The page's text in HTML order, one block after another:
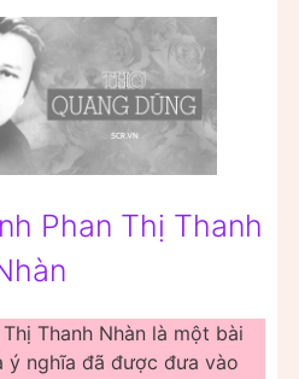
Phan Thị Thanh
Thanh Nhàn là một bài
ý nghĩa đã được đưa vào